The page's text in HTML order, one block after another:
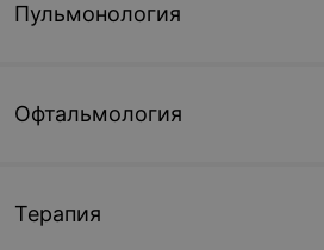
Пульмонология
Офтальмология
Терапия